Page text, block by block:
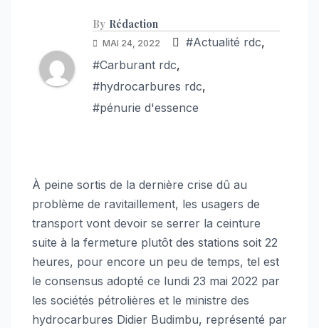
By Rédaction
MAI 24, 2022 #Actualité rdc,
#Carburant rdc,
#hydrocarbures rdc,
#pénurie d'essence
À peine sortis de la dernière crise dû au
problème de ravitaillement, les usagers de
transport vont devoir se serrer la ceinture
suite à la fermeture plutôt des stations soit 22
heures, pour encore un peu de temps, tel est
le consensus adopté ce lundi 23 mai 2022 par
les sociétés pétrolières et le ministre des
hydrocarbures Didier Budimbu, représenté par